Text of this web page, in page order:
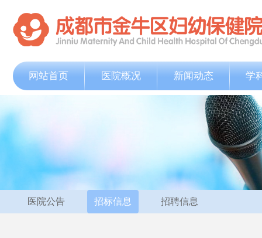
网站首页 医院概况 新闻动态 学
医院公告 招标信息 招聘信息